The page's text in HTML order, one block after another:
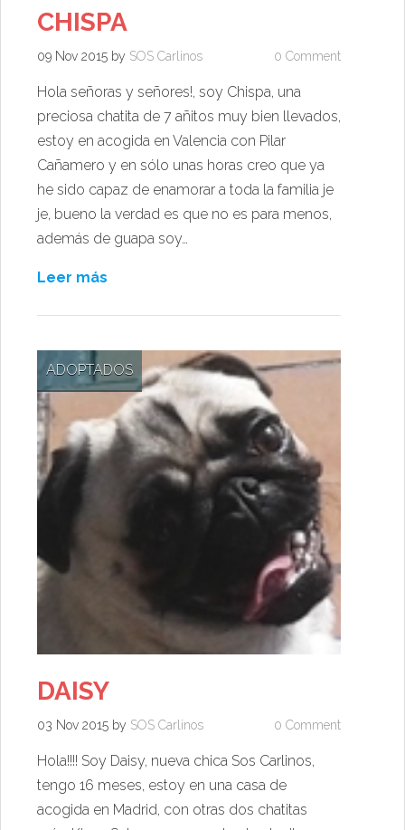
CHISPA
09 Nov 2015 by SOS Carlinos 0 Comment
Hola señoras y señores!, soy Chispa, una
preciosa chatita de 7 añitos muy bien llevados,
estoy en acogida en Valencia con Pilar
Cañamero y en sólo unas horas creo que ya
he sido capaz de enamorar a toda la familia je
je, bueno la verdad es que no es para menos,
además de guapa soy…
Leer más
ADOPTADOS
DAISY
03 Nov 2015 by SOS Carlinos 0 Comment
Hola!!!! Soy Daisy, nueva chica Sos Carlinos,
tengo 16 meses, estoy en una casa de
acogida en Madrid, con otras dos chatitas